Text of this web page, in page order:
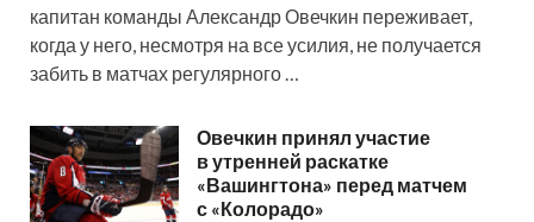
капитан команды Александр Овечкин переживает,
когда у него, несмотря на все усилия, не получается
забить в матчах регулярного …
Овечкин принял участие
в утренней раскатке
«Вашингтона» перед матчем
с «Колорадо»